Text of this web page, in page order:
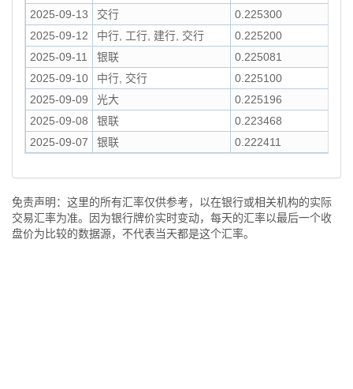
2025-09-13
交行
0.225300
2025-09-12
中行, 工行, 建行, 交行
0.225200
2025-09-11
银联
0.225081
2025-09-10
中行, 交行
0.225100
2025-09-09
光大
0.225196
2025-09-08
银联
0.223468
2025-09-07
银联 0.222411
免责声明：这里的所有汇率仅供参考，以在银行或相关机构的实际
交易汇率为准。因为银行牌价实时变动，每天的汇率以最后一个收
盘价为比较的数据源，不代表当天都是这个汇率。